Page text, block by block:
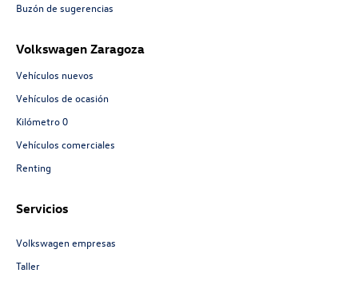
Buzón de sugerencias
Volkswagen Zaragoza
Vehículos nuevos
Vehículos de ocasión
Kilómetro 0
Vehículos comerciales
Renting
Servicios
Volkswagen empresas
Taller